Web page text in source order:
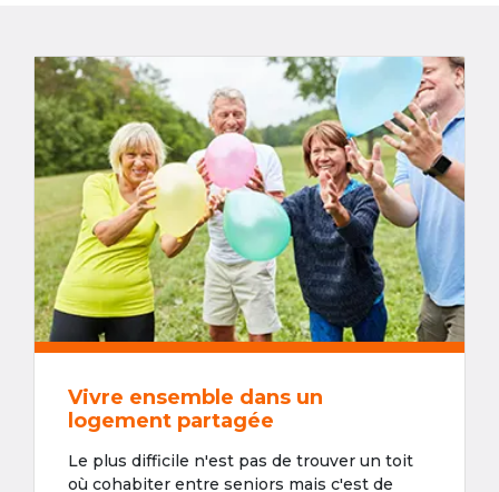
Vivre ensemble dans un
logement partagée
Le plus difficile n'est pas de trouver un toit
où cohabiter entre seniors mais c'est de